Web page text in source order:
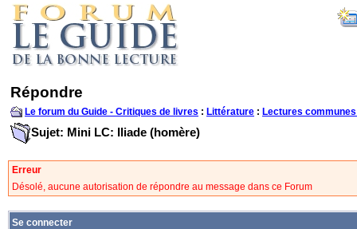
Répondre
Le forum du Guide - Critiques de livres : Littérature : Lectures
Sujet: Mini LC: Iliade (homère)
Erreur
Désolé, aucune autorisation de répondre au message dans ce Forum
Se connecter